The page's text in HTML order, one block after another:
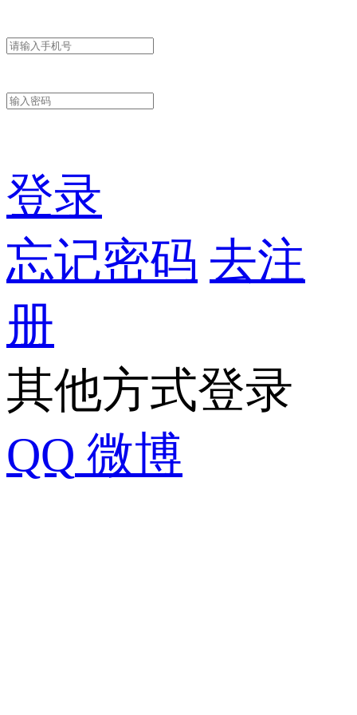
登录
忘记密码 去注
册
其他方式登录
QQ 微博